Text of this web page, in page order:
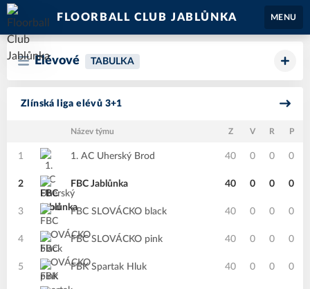
FLOORBALL CLUB JABLŮNKA MENU
Elévové TABULKA
Zlínská liga elévů 3+1
Název týmu Z V R P
1 1. AC Uherský Brod 40 0 0 0
2 FBC Jablůnka 40 0 0 0
3 FBC SLOVÁCKO black 40 0 0 0
4 FBC SLOVÁCKO pink 40 0 0 0
5 FBK Spartak Hluk 40 0 0 0